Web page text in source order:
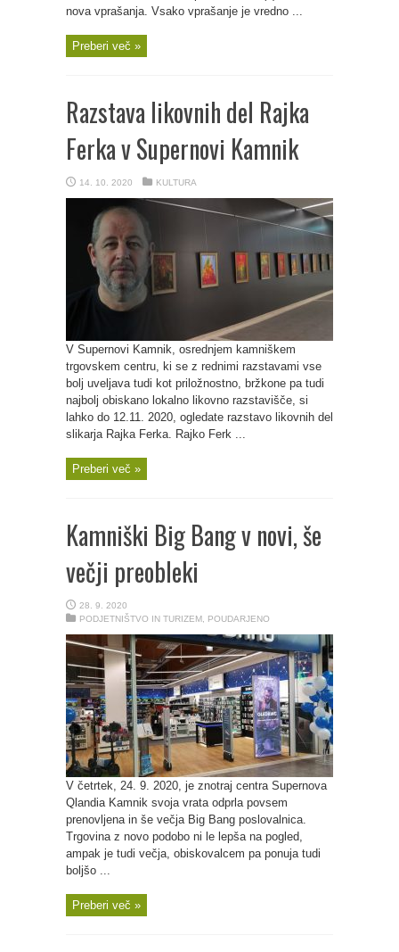
nova vprašanja. Vsako vprašanje je vredno ...
Preberi več »
Razstava likovnih del Rajka
Ferka v Supernovi Kamnik
14. 10. 2020 KULTURA
V Supernovi Kamnik, osrednjem kamniškem
trgovskem centru, ki se z rednimi razstavami vse
bolj uveljava tudi kot priložnostno, bržkone pa tudi
najbolj obiskano lokalno likovno razstavišče, si
lahko do 12.11. 2020, ogledate razstavo likovnih del
slikarja Rajka Ferka. Rajko Ferk ...
Preberi več »
Kamniški Big Bang v novi, še
večji preobleki
28. 9. 2020
PODJETNIŠTVO IN TURIZEM
POUDARJENO
V četrtek, 24. 9. 2020, je znotraj centra Supernova
Qlandia Kamnik svoja vrata odprla povsem
prenovljena in še večja Big Bang poslovalnica.
Trgovina z novo podobo ni le lepša na pogled,
ampak je tudi večja, obiskovalcem pa ponuja tudi
boljšo ...
Preberi več »